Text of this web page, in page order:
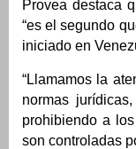
Provea destaca
“es el segundo
iniciado en
“Llamamos la
normas
prohibiendo a
son controladas